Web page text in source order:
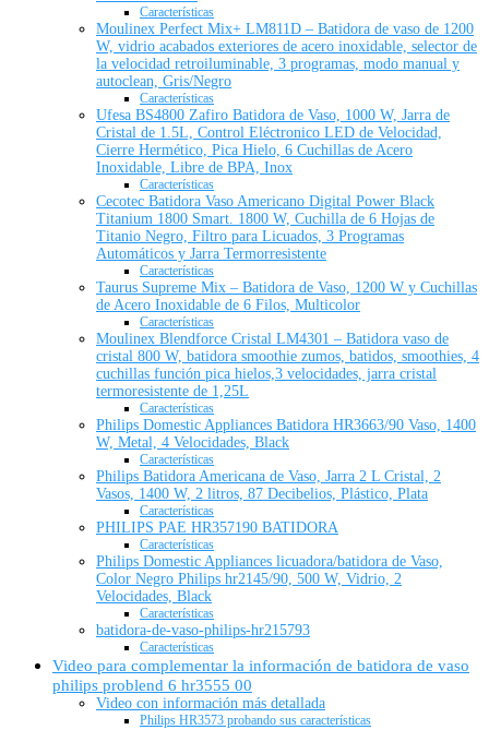
Características
Moulinex Perfect Mix+ LM811D – Batidora de vaso de 1200
W, vidrio acabados exteriores de acero inoxidable, selector de
la velocidad retroiluminable, 3 programas, modo manual y
autoclean, Gris/Negro
Características
Ufesa BS4800 Zafiro Batidora de Vaso, 1000 W, Jarra de
Cristal de 1.5L, Control Eléctronico LED de Velocidad,
Cierre Hermético, Pica Hielo, 6 Cuchillas de Acero
Inoxidable, Libre de BPA, Inox
Características
Cecotec Batidora Vaso Americano Digital Power Black
Titanium 1800 Smart. 1800 W, Cuchilla de 6 Hojas de
Titanio Negro, Filtro para Licuados, 3 Programas
Automáticos y Jarra Termorresistente
Características
Taurus Supreme Mix – Batidora de Vaso, 1200 W y Cuchillas
de Acero Inoxidable de 6 Filos, Multicolor
Características
Moulinex Blendforce Cristal LM4301 – Batidora vaso de
cristal 800 W, batidora smoothie zumos, batidos, smoothies, 4
cuchillas función pica hielos,3 velocidades, jarra cristal
termoresistente de 1,25L
Características
Philips Domestic Appliances Batidora HR3663/90 Vaso, 1400
W, Metal, 4 Velocidades, Black
Características
Philips Batidora Americana de Vaso, Jarra 2 L Cristal, 2
Vasos, 1400 W, 2 litros, 87 Decibelios, Plástico, Plata
Características
PHILIPS PAE HR357190 BATIDORA
Características
Philips Domestic Appliances licuadora/batidora de Vaso,
Color Negro Philips hr2145/90, 500 W, Vidrio, 2
Velocidades, Black
Características
batidora-de-vaso-philips-hr215793
Características
Video para complementar la información de batidora de vaso
philips problend 6 hr3555 00
Video con información más detallada
Philips HR3573 probando sus características